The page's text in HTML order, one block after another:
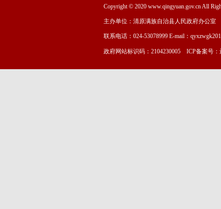
Copyright © 2020 www.qingyuan.gov.cn All
主办单位：清原满族自治县人民政府办公室
联系电话：024-53078999 E-mail：
政府网站标识码：2104230005 ICP备案号：